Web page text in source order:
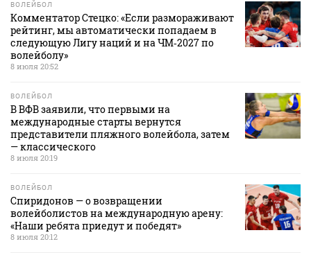
ВОЛЕЙБОЛ
Комментатор Стецко: «Если размораживают
рейтинг, мы автоматически попадаем в
следующую Лигу наций и на ЧМ‑2027 по
волейболу»
8 июля 20:52
ВОЛЕЙБОЛ
В ВФВ заявили, что первыми на
международные старты вернутся
представители пляжного волейбола, затем
— классического
8 июля 20:19
ВОЛЕЙБОЛ
Спиридонов — о возвращении
волейболистов на международную арену:
«Наши ребята приедут и победят»
8 июля 20:12